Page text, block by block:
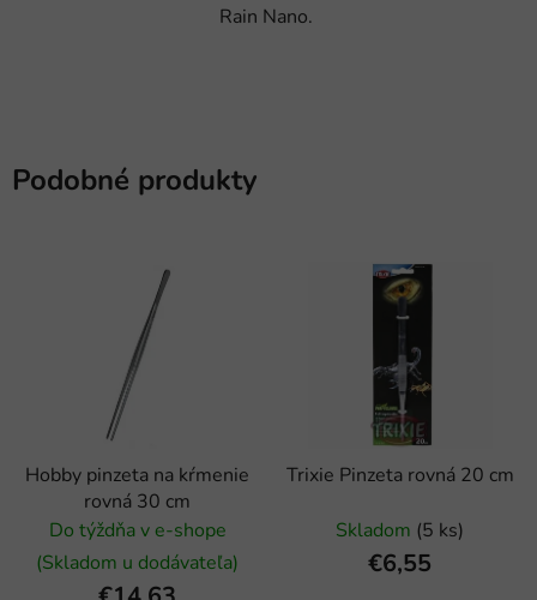
Rain Nano.
Podobné produkty
Hobby pinzeta na kŕmenie
rovná 30 cm
Do týždňa v e-shope
(Skladom u dodávateľa)
Trixie Pinzeta rovná 20 cm
Skladom (5 ks)
€6,55